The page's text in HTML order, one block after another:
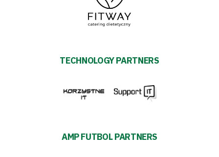
TECHNOLOGY PARTNERS
AMP FUTBOL PARTNERS